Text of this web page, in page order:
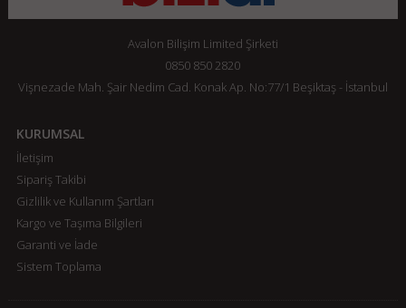
Avalon Bilişim Limited Şirketi
0850 850 2820
Vişnezade Mah. Şair Nedim Cad. Konak Ap. No:77/1 Beşiktaş - İstanbul
KURUMSAL
İletişim
Sipariş Takibi
Gizlilik ve Kullanım Şartları
Kargo ve Taşıma Bilgileri
Garanti ve İade
Sistem Toplama